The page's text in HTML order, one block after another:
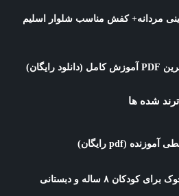
مردانه+ کفش مناسب شلوار اسلیم
ترند شده ها
۸ ساله و دبستانی